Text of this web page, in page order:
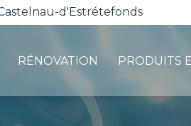
d'Estrétefonds
RÉNOVATION PRODUITS
Les